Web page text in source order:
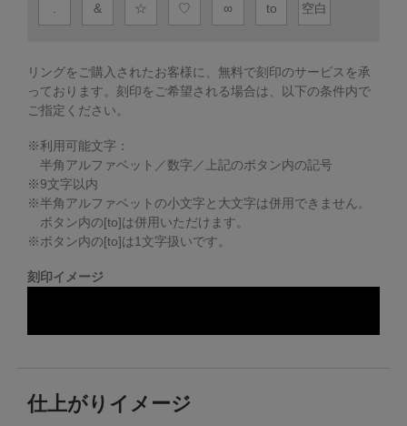
& ☆ ♡ ∞ to 空白
リングをご購入されたお客様に、無料で刻印のサービスを承
っております。 刻印をご希望される場合は、以下の条件内で
ご指定ください。
※利用可能文字：
半角アルファベット／数字／上記のボタン内の記号
※9文字以内
※半角アルファベットの小文字と大文字は併用できません。
ボタン内の[to]は併用いただけます。
※ボタン内の[to]は1文字扱いです。
刻印イメージ
仕上がりイメージ